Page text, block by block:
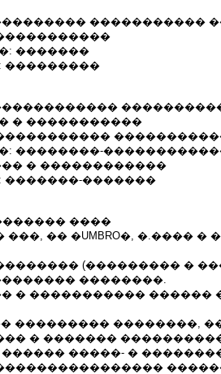
�����������
�������
���������
� �����������
��������-
� ������������
�������-�������
����
�� �UMBRO�, �.����
(��������� �
��������.
� ����������� ������
��������� ��������,
� �������
�����- �